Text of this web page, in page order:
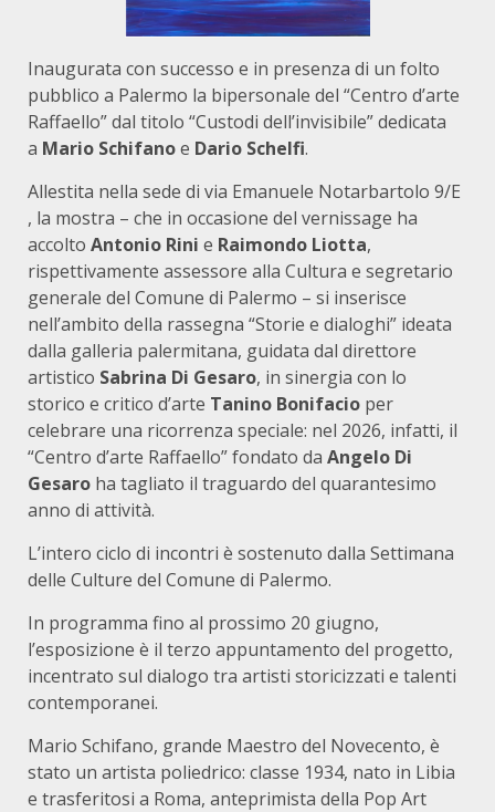
Inaugurata con successo e in presenza di un folto
pubblico a Palermo la bipersonale del “Centro d’arte
Raffaello” dal titolo “Custodi dell’invisibile” dedicata
a Mario Schifanoe Dario Schelfi.
Allestita nella sede di via Emanuele Notarbartolo 9/E
, la mostra – che in occasione del vernissage ha
accolto Antonio Rini e Raimondo Liotta,
rispettivamente assessore alla Cultura e segretario
generale del Comune di Palermo – si inserisce
nell’ambito della rassegna “Storie e dialoghi” ideata
dalla galleria palermitana, guidata dal direttore
artistico Sabrina Di Gesaro, in sinergia con lo
storico e critico d’arte Tanino Bonifacio per
celebrare una ricorrenza speciale: nel 2026, infatti, il
“Centro d’arte Raffaello” fondato da Angelo Di
Gesaro ha tagliato il traguardo del quarantesimo
anno di attività.
L’intero ciclo di incontri è sostenuto dalla Settimana
delle Culture del Comune di Palermo.
In programma fino al prossimo 20 giugno,
l’esposizione è il terzo appuntamento del progetto,
incentrato sul dialogo tra artisti storicizzati e talenti
contemporanei.
Mario Schifano, grande Maestro del Novecento, è
stato un artista poliedrico: classe 1934, nato in Libia
e trasferitosi a Roma, anteprimista della Pop Art